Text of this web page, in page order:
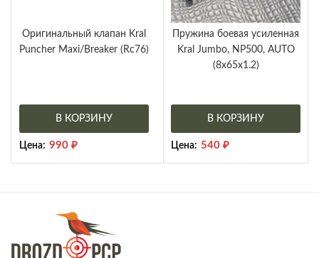
Оригинальный клапан Kral
Puncher Maxi/Breaker (Rc76)
В КОРЗИНУ
Цена: 990 ₽
Пружина боевая усиленная
Kral Jumbo, NP500, AUTO
(8х65х1.2)
В КОРЗИНУ
Цена: 540 ₽